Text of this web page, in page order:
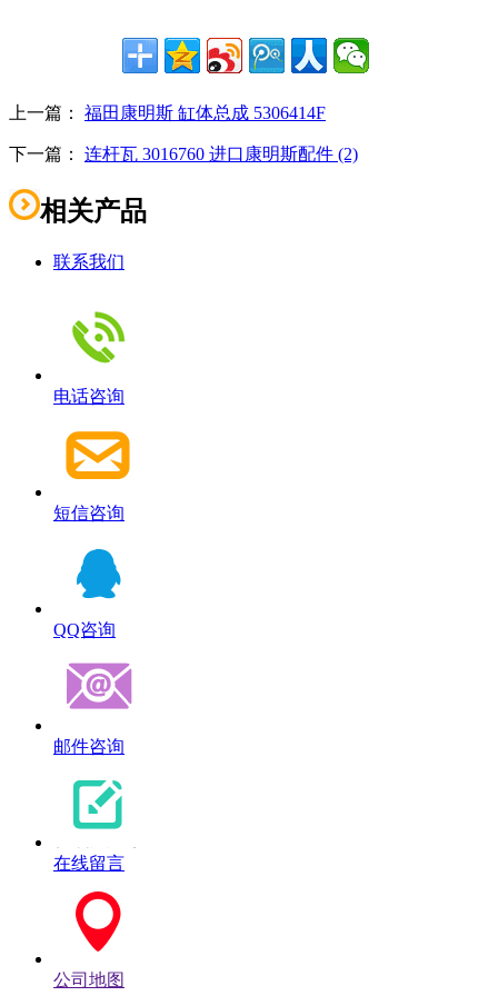
上一篇： 福田康明斯 缸体总成 5306414F
下一篇： 连杆瓦 3016760 进口康明斯配件 (2)
相关产品
联系我们
电话咨询
短信咨询
QQ咨询
邮件咨询
在线留言
公司地图